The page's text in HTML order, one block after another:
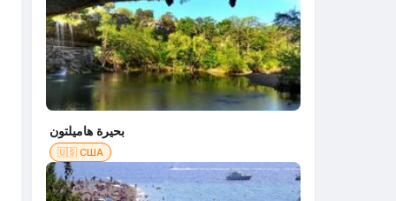
بحيرة هاميلتون
🇺🇸 США